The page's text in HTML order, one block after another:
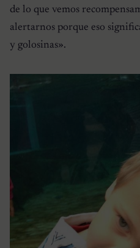
de lo que vemos
alertarnos porque eso
y golosinas».